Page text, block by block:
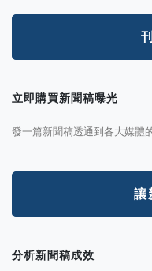
立即購買新聞稿曝光
發一篇新聞稿透通到各大媒體
讓
分析新聞稿成效